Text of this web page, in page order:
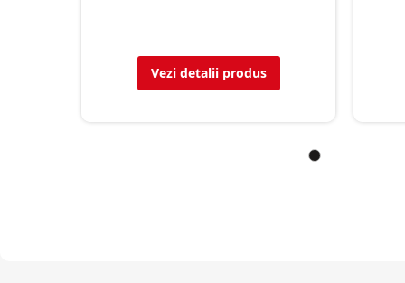
Vezi detalii produs